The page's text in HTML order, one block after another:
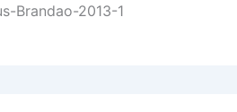
Brandao-2013-1